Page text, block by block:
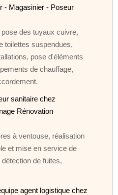
- Magasinier - Poseur
des tuyaux cuivre,
toilettes suspendues,
pose d'éléments
de chauffage,
sanitaire chez
Rénovation
à ventouse, réalisation
et mise en service de
de fuites,
agent logistique chez